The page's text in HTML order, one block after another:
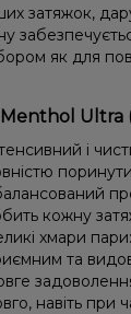
затяжок,
як для
і
кожну
хмари
та
навіть при